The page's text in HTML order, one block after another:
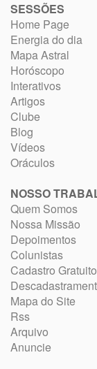
SESSÕES
Home Page
Energia do dia
Mapa Astral
Horóscopo
Interativos
Artigos
Clube
Blog
Vídeos
Oráculos
NOSSO
Quem Somos
Nossa Missão
Depoimentos
Colunistas
Cadastro Gratuito
Mapa do Site
Rss
Arquivo
Anuncie